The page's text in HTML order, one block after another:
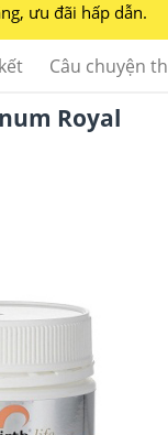
ưu đãi hấp dẫn.
Câu chuyện
Royal